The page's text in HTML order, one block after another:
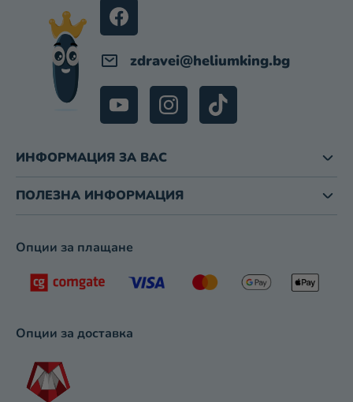
М
Е
Н
Т
И
И
З
Б
zdravei@heliumking.bg
ИНФОРМАЦИЯ ЗА ВАС
ПОЛЕЗНА ИНФОРМАЦИЯ
Опции за плащане
Опции за доставка